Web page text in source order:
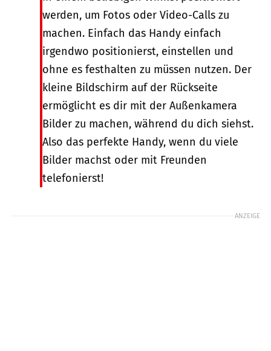
werden, um Fotos oder Video-Calls zu
machen. Einfach das Handy einfach
irgendwo positionierst, einstellen und
ohne es festhalten zu müssen nutzen. Der
kleine Bildschirm auf der Rückseite
ermöglicht es dir mit der Außenkamera
Bilder zu machen, während du dich siehst.
Also das perfekte Handy, wenn du viele
Bilder machst oder mit Freunden
telefonierst!
ANZEIGE